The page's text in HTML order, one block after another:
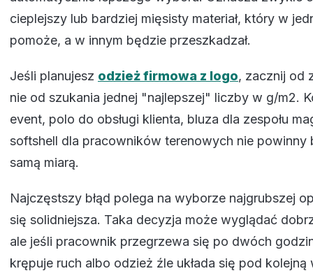
cieplejszy lub bardziej mięsisty materiał, który w
pomoże, a w innym będzie przeszkadzał.
Jeśli planujesz odzież firmowa z logo, zacznij od
nie od szukania jednej "najlepszej" liczby w g/m2.
event, polo do obsługi klienta, bluza dla zespołu
softshell dla pracowników terenowych nie powinny
samą miarą.
Najczęstszy błąd polega na wyborze najgrubszej
się solidniejsza. Taka decyzja może wyglądać
ale jeśli pracownik przegrzewa się po dwóch
krępuje ruch albo odzież źle układa się pod kolejną